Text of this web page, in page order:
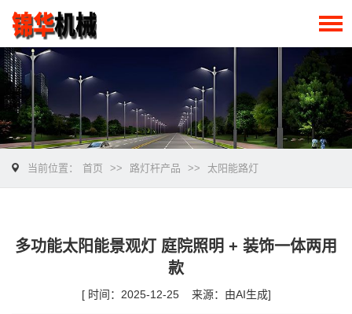
当前位置： 首页 >> 路灯杆产品 >> 太阳能路灯
多功能太阳能景观灯 庭院照明 + 装饰一体两用
款
[ 时间：2025-12-25 来源：由AI生成]